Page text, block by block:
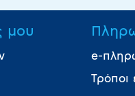
μου
e-